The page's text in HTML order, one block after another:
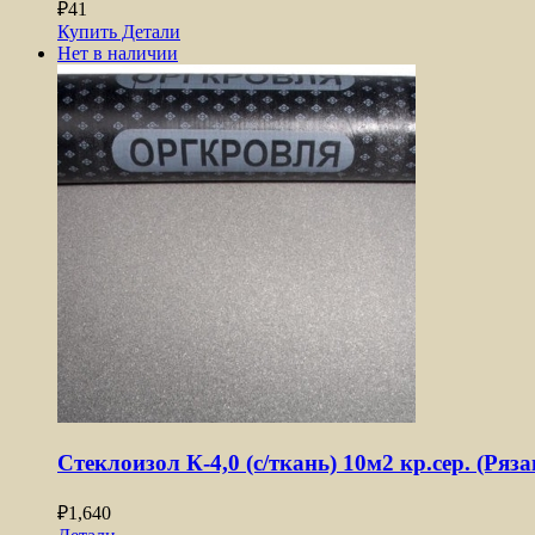
₽41
Купить Детали
Нет в наличии
Стеклоизол К-4,0 (с/ткань) 10м2 кр.сер.
₽1,640